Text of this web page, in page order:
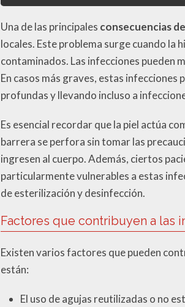
Una de las principales consecuencias
locales. Este problema surge cuando la
contaminados. Las infecciones pueden
En casos más graves, estas
profundas y llevando incluso a
Es esencial recordar que la piel actúa
barrera se perfora sin tomar las
ingresen al cuerpo. Además, ciertos
particularmente vulnerables a estas
de esterilización y desinfección.
Factores que contribuyen a las
Existen varios factores que pueden
están:
El uso de agujas reutilizadas o no